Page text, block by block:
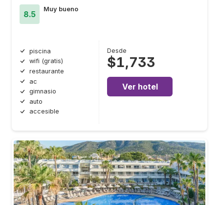
8.5
Muy bueno
piscina
wifi (gratis)
restaurante
ac
gimnasio
auto
accesible
Desde
$1,733
Ver hotel